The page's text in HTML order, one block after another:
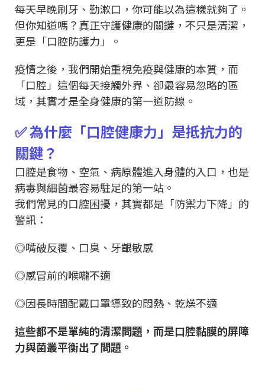
每天早晚刷牙、勤漱口，你可能以為這樣就夠了。
但你知道嗎？真正守護健康的關鍵，不只是清潔，
更是「口腔防護力」。
疫情之後，我們開始重視免疫與健康的本質，而
「口腔」這個每天接觸外界、卻最容易忽略的區
域，其實才是全身健康的第一道防線。
✅ 為什麼「口腔健康力」是抵抗力的
關鍵？
口腔是食物、空氣、病原體進入身體的入口，也是
病毒與細菌最容易駐足的第一站。
我們常見的口腔困擾，其實都是「防禦力下降」的
警訊：
◎嘴破反覆、口臭、牙齦敏感
◎感冒前的喉嚨不適
◎因長時間配戴口罩導致的悶熱、乾燥不適
這些都不是單純的清潔問題，而是口腔黏膜的屏障
力與菌叢平衡出了問題。